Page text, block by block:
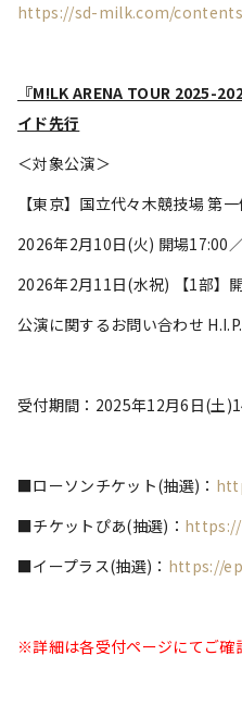
https://sd-milk.com/
『M!LK ARENA TOUR 2025-
イド先行
＜対象公演＞
【東京】国立代々木競技場 第
2026年2月10日(火) 開場17:00
2026年2月11日(水祝) 【1部】
公演に関するお問い合わせ
受付期間：2025年12月6日(土
■ローソンチケット(抽選)：
■チケットぴあ(抽選)：
■イープラス(抽選)： https://
※詳細は各受付ページにてご確